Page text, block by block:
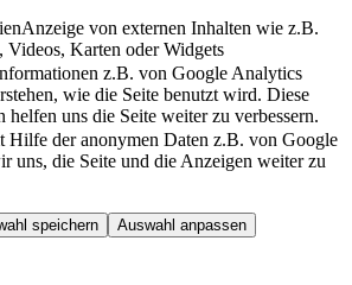
Anzeige von externen Inhalten wie z.B.
Videos, Karten oder Widgets
z.B. von Google Analytics
wie die Seite benutzt wird. Diese
helfen uns die Seite weiter zu verbessern.
Hilfe der anonymen Daten z.B. von Google
uns, die Seite und die Anzeigen weiter zu
speichern Auswahl anpassen